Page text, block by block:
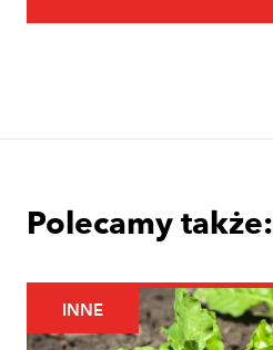
Polecamy także:
INNE